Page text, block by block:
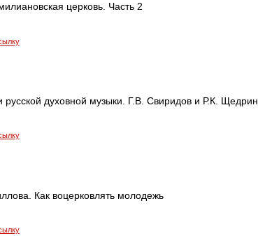
церковь. Часть 2
русской духовной музыки. Г.В. Свиридов и Р.К. Щедрин
Как воцерковлять молодежь